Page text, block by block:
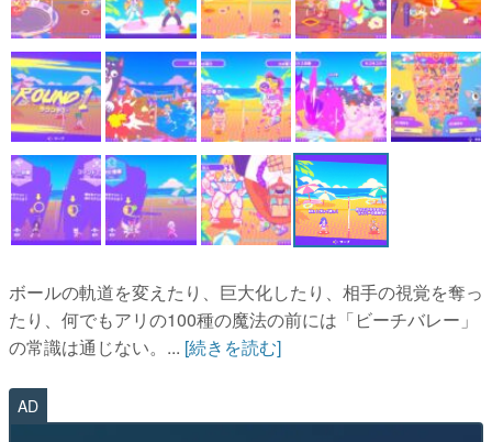
ボールの軌道を変えたり、巨大化したり、相手の視覚を奪っ
たり、何でもアリの100種の魔法の前には「ビーチバレー」
の常識は通じない。... [続きを読む]
AD